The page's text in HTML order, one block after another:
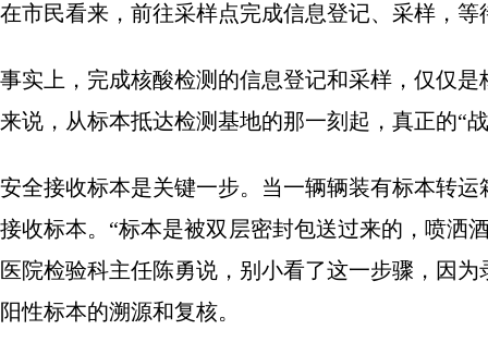
在市民看来，前往采样点完成信息登记、采样，
事实上，完成核酸检测的信息登记和采样，仅仅
来说，从标本抵达检测基地的那一刻起，真正的“
安全接收标本是关键一步。当一辆辆装有标本转
接收标本。“标本是被双层密封包送过来的，喷洒
医院检验科主任陈勇说，别小看了这一步骤，因
阳性标本的溯源和复核。